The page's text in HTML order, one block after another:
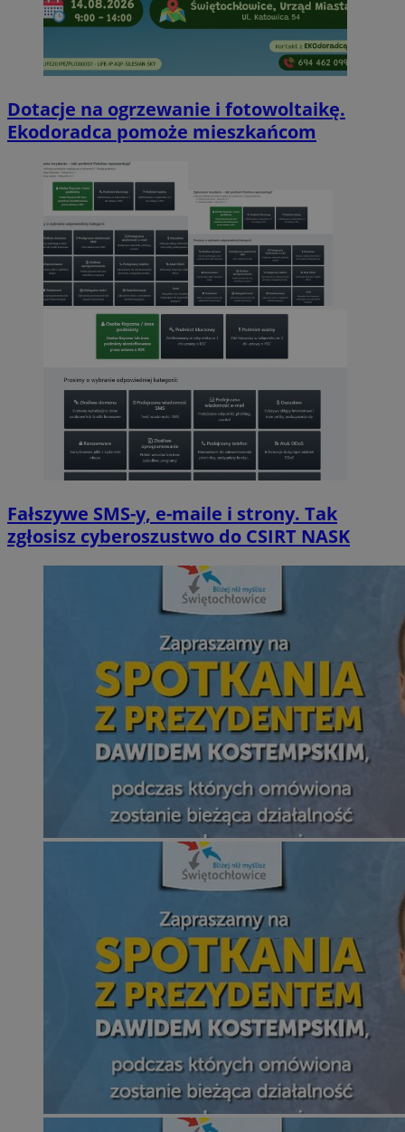
Dotacje na ogrzewanie i fotowoltaikę.
Ekodoradca pomoże mieszkańcom
Fałszywe SMS-y, e-maile i strony. Tak
zgłosisz cyberoszustwo do CSIRT NASK